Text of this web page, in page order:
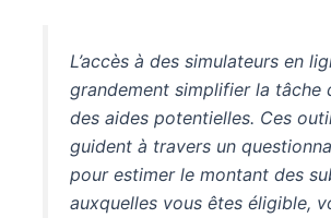
L’accès à des simulateurs en
grandement simplifier la tâche
des aides potentielles. Ces
guident à travers un
pour estimer le montant des
auxquelles vous êtes éligible,